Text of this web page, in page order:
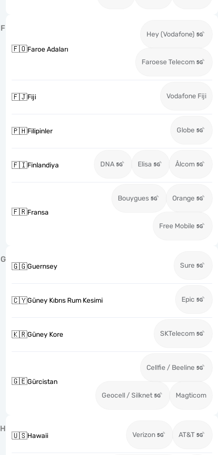
F
🇫🇴Faroe Adaları
Hey (Vodafone)
Faroese Telecom
🇫🇯Fiji Vodafone Fiji
🇵🇭Filipinler Globe
🇫🇮Finlandiya DNA Elisa Ålcom
🇫🇷Fransa
Bouygues Orange
Free Mobile
G
🇬🇬Guernsey Sure
🇨🇾Güney Kıbrıs Rum Kesimi Epic
🇰🇷Güney Kore SKTelecom
🇬🇪Gürcistan
Cellfie / Beeline
Geocell / Silknet Magticom
H
🇺🇸Hawaii Verizon AT&T